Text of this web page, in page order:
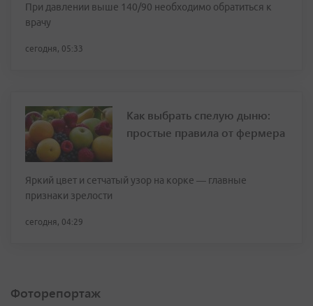
При давлении выше 140/90 необходимо обратиться к
врачу
сегодня, 05:33
Как выбрать спелую дыню:
простые правила от фермера
Яркий цвет и сетчатый узор на корке — главные
признаки зрелости
сегодня, 04:29
Фоторепортаж